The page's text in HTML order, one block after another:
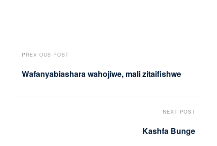
PREVIOUS POST
Wafanyabiashara wahojiwe, mali zitaifishwe
NEXT POST
Kashfa Bunge